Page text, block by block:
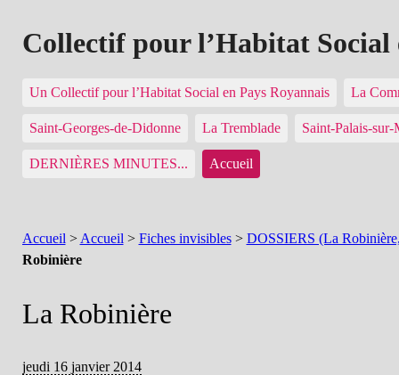
Collectif pour l’Habitat Social
Un Collectif pour l’Habitat Social en Pays Royannais La
Saint-Georges-de-Didonne La Tremblade Saint-Palais-sur-
DERNIÈRES MINUTES... Accueil
Accueil > Accueil > Fiches invisibles> DOSSIERS (La
Robinière
La Robinière
jeudi 16 janvier 2014